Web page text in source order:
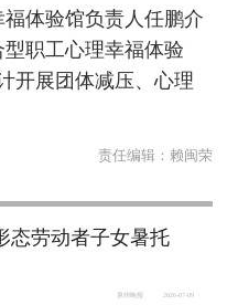
体验馆负责人任鹏介
职工心理幸福体验
开展团体减压、心理
责任编辑： 赖闽荣
态劳动者子女暑托
泉州晚报 2026-07-09